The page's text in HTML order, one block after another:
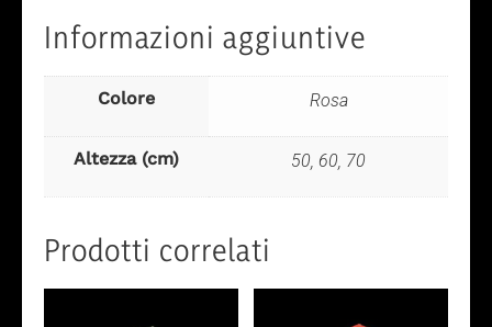
Informazioni aggiuntive
Colore Rosa
Altezza (cm) 50, 60, 70
Prodotti correlati